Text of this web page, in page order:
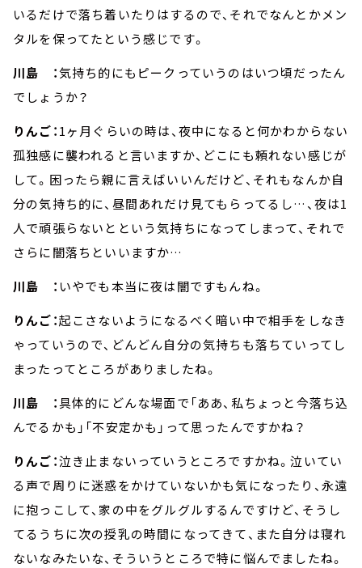
いるだけで落ち着いたりはするので、それでなんとかメン
タルを保ってたという感じです。
川島 ：気持ち的にもピークっていうのはいつ頃だったん
でしょうか？
りんご：1ヶ月ぐらいの時は、夜中になると何かわからない
孤独感に襲われると言いますか、どこにも頼れない感じが
して。困ったら親に言えばいいんだけど、それもなんか自
分の気持ち的に、昼間あれだけ見てもらってるし…、夜は1
人で頑張らないとという気持ちになってしまって、それで
さらに闇落ちといいますか…
川島 ： いやでも本当に夜は闇ですもんね。
りんご：起こさないようになるべく暗い中で相手をしなき
ゃっていうので、どんどん自分の気持ちも落ちていってし
まったってところがありましたね。
川島 ：具体的にどんな場面で「ああ、私ちょっと今落ち込
んでるかも」「不安定かも」って思ったんですかね？
りんご：泣き止まないっていうところですかね。泣いてい
る声で周りに迷惑をかけていないかも気になったり、永遠
に抱っこして、家の中をグルグルするんですけど、そうし
てるうちに次の授乳の時間になってきて、また自分は寝れ
ないなみたいな、そういうところで特に悩んでましたね。